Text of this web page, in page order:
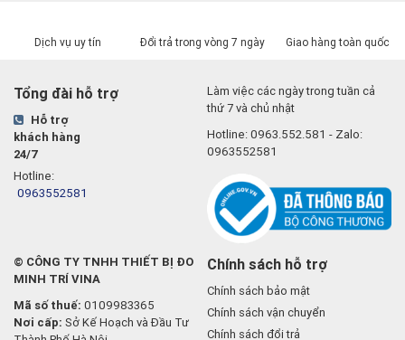
Dịch vụ uy tín Đổi trả trong vòng 7 ngày Giao hàng toàn quốc
Tổng đài hỗ trợ
Hỗ trợ
khách hàng
24/7
Hotline:
0963552581
Làm việc các ngày trong tuần cả
thứ 7 và chủ nhật
Hotline:0963.552.581 - Zalo:
0963552581
© CÔNG TY TNHH THIẾT BỊ ĐO
MINH TRÍ VINA
Mã số thuế: 0109983365
Nơi cấp: Sở Kế Hoạch và Đầu Tư
Chính sách hỗ trợ
Chính sách bảo mật
Chính sách vận chuyển
Chính sách đổi trả